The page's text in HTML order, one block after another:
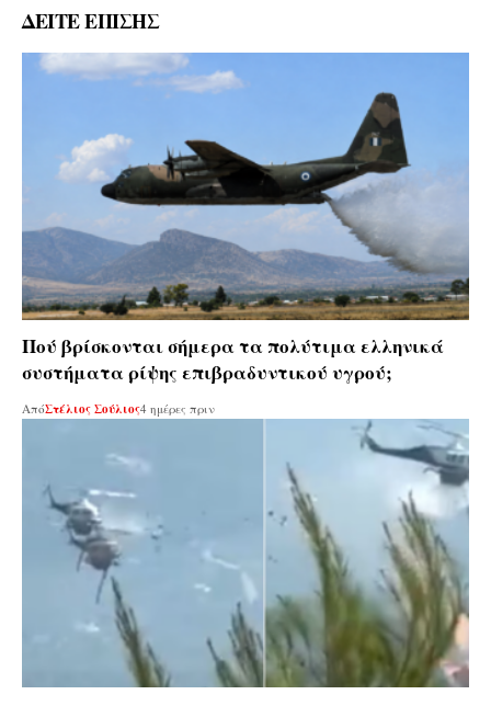
ΔΕΙΤΕ ΕΠΙΣΗΣ
Πού βρίσκονται σήμερα τα πολύτιμα ελληνικά
συστήματα ρίψης επιβραδυντικού υγρού;
ΑπόΣτέλιος Σούλιος4 ημέρες πριν